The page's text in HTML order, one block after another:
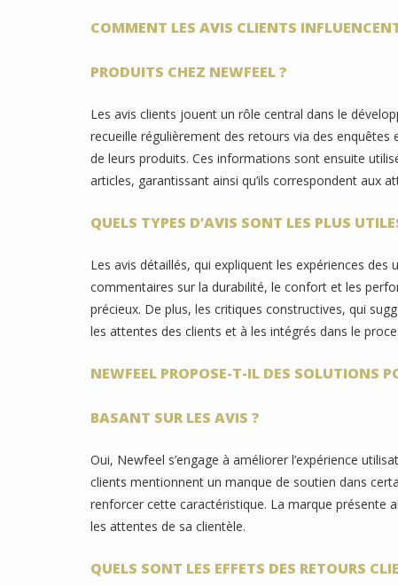
COMMENT LES AVIS CLIENTS
PRODUITS CHEZ NEWFEEL ?
Les avis clients jouent un rôle central dans le
recueille régulièrement des retours via des
de leurs produits. Ces informations sont ensuite
articles, garantissant ainsi qu’ils correspondent aux
QUELS TYPES D’AVIS SONT LES PLUS
Les avis détaillés, qui expliquent les expériences
commentaires sur la durabilité, le confort et les
précieux. De plus, les critiques constructives, qui
les attentes des clients et à les intégrés dans le
NEWFEEL PROPOSE-T-IL DES SOLUTIONS
BASANT SUR LES AVIS ?
Oui, Newfeel s’engage à améliorer l’expérience
clients mentionnent un manque de soutien dans
renforcer cette caractéristique. La marque présente
les attentes de sa clientèle.
QUELS SONT LES EFFETS DES RETOURS